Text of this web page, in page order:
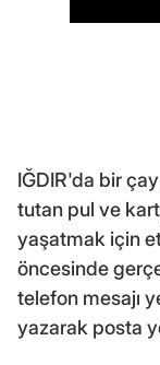
IĞDIR'da bir
tutan pul ve
yaşatmak için
öncesinde
telefon mesajı
yazarak posta